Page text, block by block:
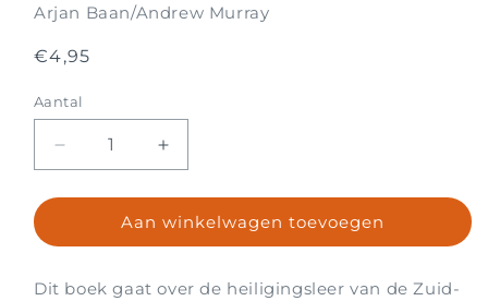
Arjan Baan/Andrew Murray
Normale
€4,95
Aantal
Aantal
Aantal
verlagen
voor
Jezus
Aantal
verhogen
voor
Gelijk
Jezus
Aan winkelwagen toevoegen
Dit boek gaat over de heiligingsleer van de Zuid-